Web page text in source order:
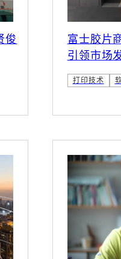
俊
富士胶片
引领市场
打印技术